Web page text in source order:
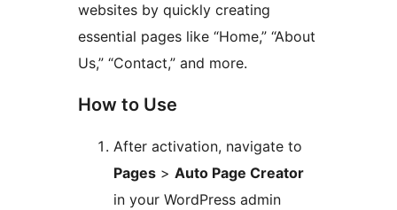
websites by quickly creating
essential pages like “Home,” “About
Us,” “Contact,” and more.
How to Use
After activation, navigate to
Pages > Auto Page Creator
in your WordPress admin